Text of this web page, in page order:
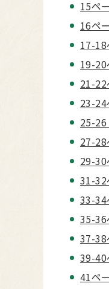
15ペ
16ペ
17-18
19-20
21-22
23-24
25-26
27-28
29-30
31-32
33-34
35-36
37-38
39-40
41ペ